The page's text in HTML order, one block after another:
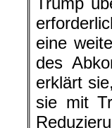
eine
des
erklärt
sie mit